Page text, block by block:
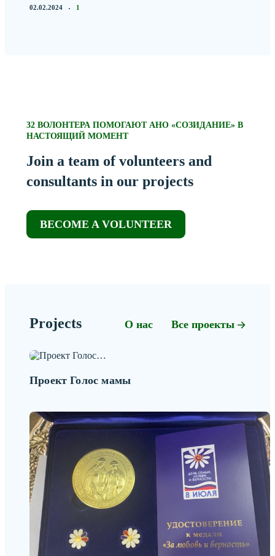
02.02.2024 1
32 ВОЛОНТЕРА ПОМОГАЮТ АНО «СОЗИДАНИЕ» В
НАСТОЯЩИЙ МОМЕНТ
Join a team of volunteers and
consultants in our projects
BECOME A VOLUNTEER
Projects О нас Все проекты
Проект Голос мамы